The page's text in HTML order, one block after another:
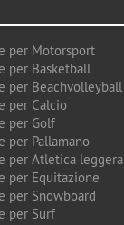
per Motorsport
per Basketball
per Beachvolleyball
per Calcio
per Golf
per Pallamano
per Atletica leggera
per Equitazione
per Snowboard
per Surf